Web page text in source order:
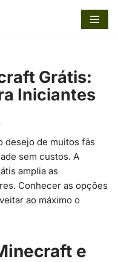
Grátis:
Iniciantes
desejo de muitos fãs
sem custos. A
amplia as
Conhecer as opções
ao máximo o
e